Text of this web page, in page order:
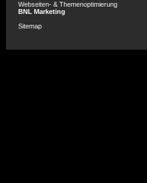
Webseiten- & Themenoptimierung
BNL Marketing
Sitemap